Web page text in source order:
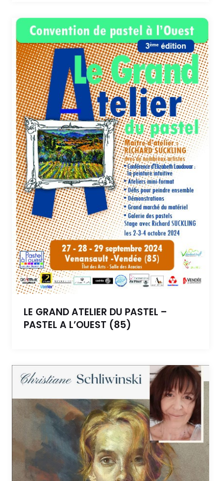
LE GRAND ATELIER DU PASTEL –
PASTEL A L’OUEST (85)